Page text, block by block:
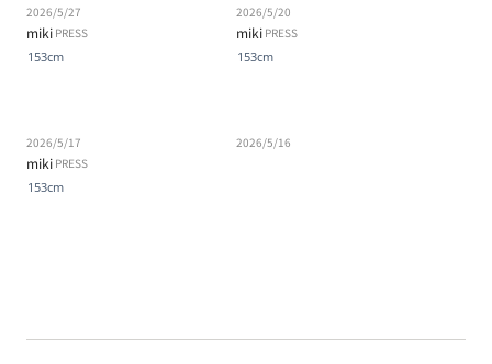
miki PRESS
2026/5/27
153cm
miki PRESS
2026/5/20
153cm
miki PRESS
2026/5/17
153cm
2026/5/16